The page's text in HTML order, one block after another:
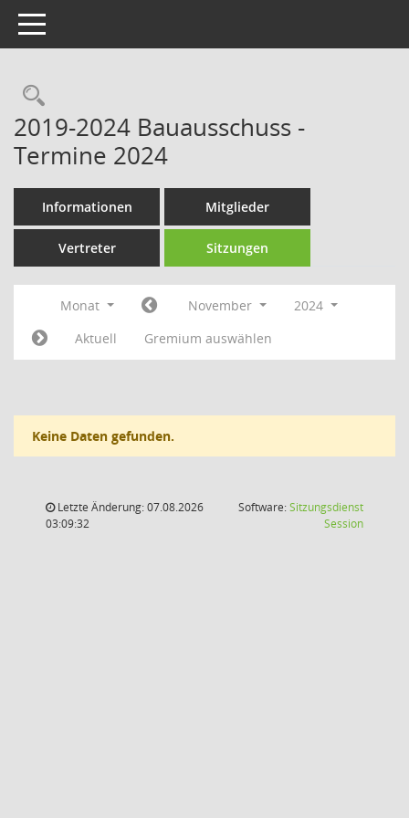
Toggle navigation
Rechercheauswahl
2019-2024 Bauausschuss -
Termine 2024
Informationen Mitglieder
Vertreter Sitzungen
Monat November
2024
Aktuell
Gremium auswählen
Keine Daten gefunden.
Letzte Änderung: 07.08.2026
03:09:32
Software:Sitzungsdienst
Session(Wird in